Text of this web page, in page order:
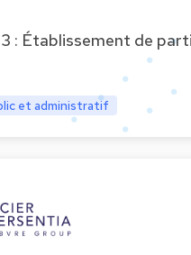
: Établissement de
et administratif